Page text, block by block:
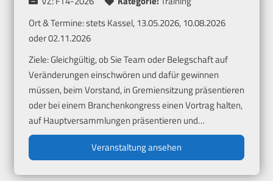
Ort & Termine:stets Kassel, 13.05.2026, 10.08.2026
oder 02.11.2026
Ziele: Gleichgültig, ob Sie Team oder Belegschaft auf
Veränderungen einschwören und dafür gewinnen
müssen, beim Vorstand, in Gremiensitzung präsentieren
oder bei einem Branchenkongress einen Vortrag halten,
auf Hauptversammlungen präsentieren und…
Veranstaltung ansehen